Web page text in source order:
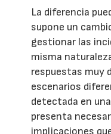
La diferencia
supone un
gestionar las
misma
respuestas muy
escenarios
detectada en
presenta
implicaciones